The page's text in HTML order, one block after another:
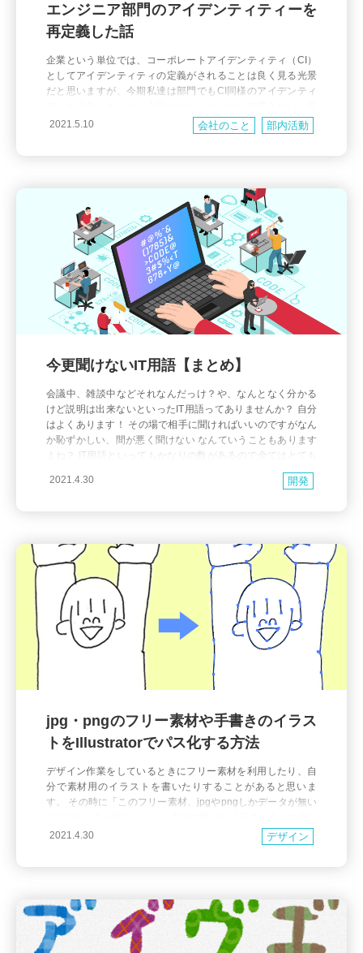
エンジニア部門のアイデンティティーを
再定義した話
企業という単位では、コーポレートアイデンティティ（CI）
としてアイデンティティの定義がされることは良く見る光景
だと思いますが、今期私達は部門でもCI同様のアイデンティ
います。 部門アイデンティティ設定の背景 なぜ、部門アイデ
ンティティの定義をすることになったか？というと、今期の
2021.5.10 会社のこと 部内活動
今更聞けないIT用語【まとめ】
会議中、雑談中などそれなんだっけ？や、なんとなく分かる
けど説明は出来ないといったIT用語ってありませんか？ 自分
はよくあります！ その場で相手に聞ければいいのですがなん
か恥ずかしい、間が悪く聞けない なんていうこともあります
よね？ IT用語といってもかなりの数があるので全てはとても
まとめきれませんが、ここ1年位の間で自分がそれなんだっ
け？や曖昧になっているとなった割と常識と思われる用語を
2021.4.30 開発
jpg・pngのフリー素材や手書きのイラス
トをIllustratorでパス化する方法
デザイン作業をしているときにフリー素材を利用したり、自
分で素材用のイラストを書いたりすることがあると思いま
す。 その時に「このフリー素材、jpgやpngしかデータが無い
たい！」と思うことはありませんか？ そんな時に使えるIllustr
atorでのパス化の方法をご紹介します。 jpgやpng画像をパス
2021.4.30 デザイン